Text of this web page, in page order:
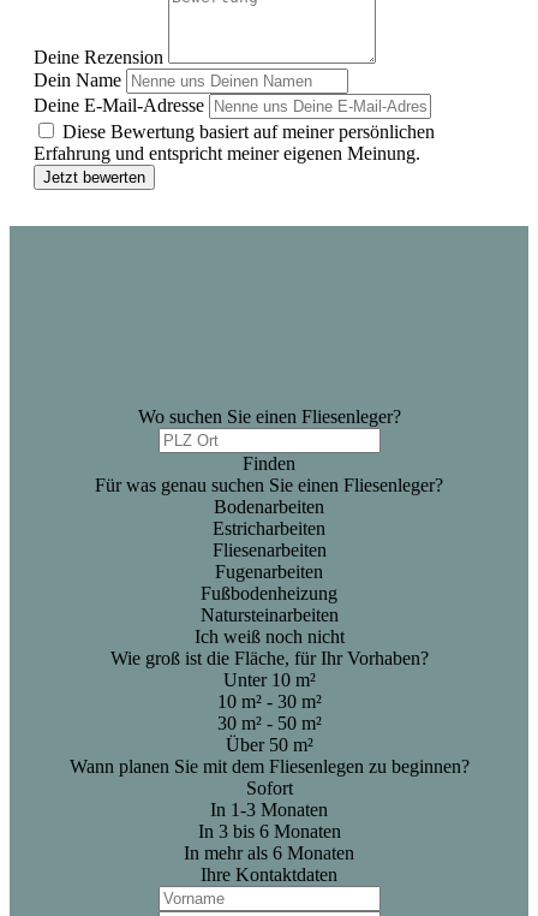
Deine Rezension
Dein Name
Deine E-Mail-Adresse
Diese Bewertung basiert auf meiner persönlichen
Erfahrung und entspricht meiner eigenen Meinung.
Jetzt bewerten
Wo suchen Sie einen Fliesenleger?
Finden
Für was genau suchen Sie einen Fliesenleger?
Bodenarbeiten
Estricharbeiten
Fliesenarbeiten
Fugenarbeiten
Fußbodenheizung
Natursteinarbeiten
Ich weiß noch nicht
Wie groß ist die Fläche, für Ihr Vorhaben?
Unter 10 m²
10 m² - 30 m²
30 m² - 50 m²
Über 50 m²
Wann planen Sie mit dem Fliesenlegen zu beginnen?
Sofort
In 1-3 Monaten
In 3 bis 6 Monaten
In mehr als 6 Monaten
Ihre Kontaktdaten